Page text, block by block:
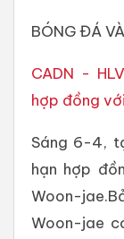
BÓNG ĐÁ
CADN -
hợp đồng
Sáng 6-4,
hạn hợp
Woon-
Woon-jae